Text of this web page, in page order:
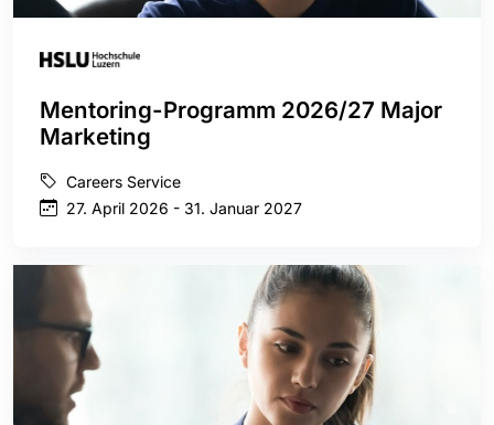
Mentoring-Programm 2026/27 Major
Marketing
Careers Service
27. April 2026 - 31. Januar 2027